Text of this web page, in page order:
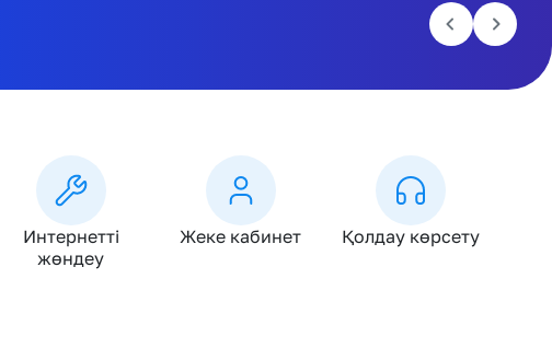
Интернетті
жөндеу
Жеке кабинет Қолдау көрсету